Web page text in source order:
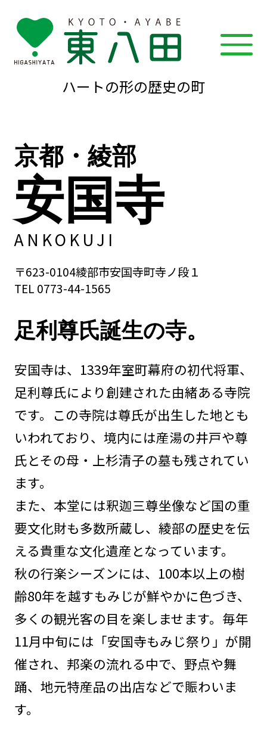
ハートの形の歴史の町
京都・綾部
安国寺
ANKOKUJI
〒623-0104綾部市安国寺町寺ノ段１
TEL 0773-44-1565
足利尊氏誕生の寺。
安国寺は、1339年室町幕府の初代将軍、
足利尊氏により創建された由緒ある寺院
です。この寺院は尊氏が出生した地とも
いわれており、境内には産湯の井戸や尊
氏とその母・上杉清子の墓も残されてい
ます。
また、本堂には釈迦三尊坐像など国の重
要文化財も多数所蔵し、綾部の歴史を伝
える貴重な文化遺産となっています。
秋の行楽シーズンには、100本以上の樹
齢80年を越すもみじが鮮やかに色づき、
多くの観光客の目を楽しませます。毎年
11月中旬には「安国寺もみじ祭り」が開
催され、邦楽の流れる中で、野点や舞
踊、地元特産品の出店などで賑わいま
す。